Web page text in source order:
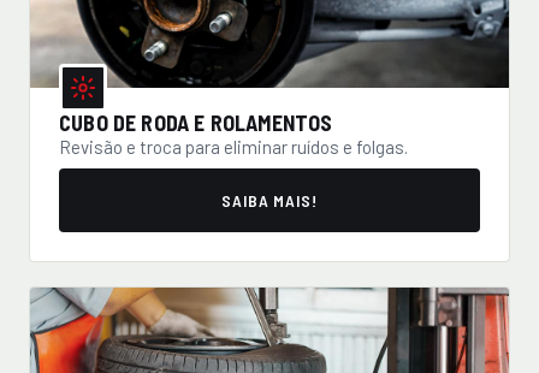
CUBO DE RODA E ROLAMENTOS
Revisão e troca para eliminar ruídos e folgas.
SAIBA MAIS!